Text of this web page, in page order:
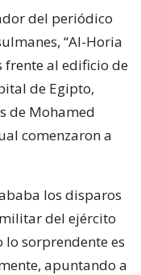
del periódico
“Al-Horia
frente al edificio de
de Egipto,
de Mohamed
comenzaron a
los disparos
del ejército
sorprendente es
apuntando a